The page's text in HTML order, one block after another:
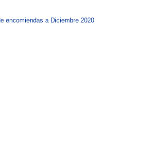
encomiendas a Diciembre 2020